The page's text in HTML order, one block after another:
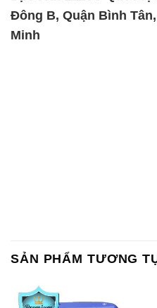
Đông B, Quận Bình
Minh
SẢN PHẨM TƯƠNG